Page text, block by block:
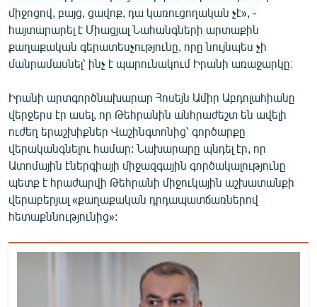
միջոցով, բայց, ցավոք, դա կառուցողական չէ», -
հայտարարել է Միացյալ Նահանգների արտաքին
քաղաքական գերատեսչությունը, որը նույնպես չի
մանրամասնել՝ ինչ է պարունակում Իրանի առաջարկը։
Իրանի արտգործնախարար Հոսեյն Ամիր Աբդոլահիանը
վերջերս էր ասել, որ Թեհրանին անհրաժեշտ են ավելի
ուժեղ երաշխիքներ Վաշինգտոնից՝ գործարքը
վերականգնելու համար: Նախարարը պնդել էր, որ
Ատոմային էներգիայի միջազգային գործակալությունը
պետք է հրաժարվի Թեհրանի միջուկային աշխատանքի
վերաբերյալ «քաղաքական դրդապատճառներով
հետաքննությունից»: